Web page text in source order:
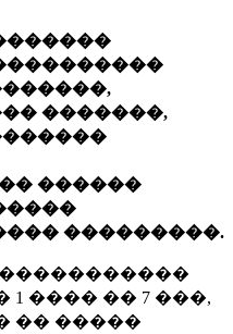
�������,
������
���������.
���� �� 7 ���,
�� �����